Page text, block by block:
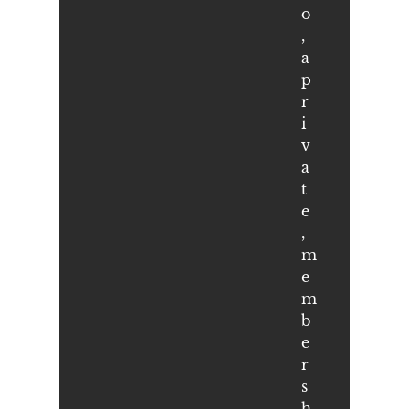
o
,
a
p
r
i
v
a
t
e
,
m
e
m
b
e
r
s